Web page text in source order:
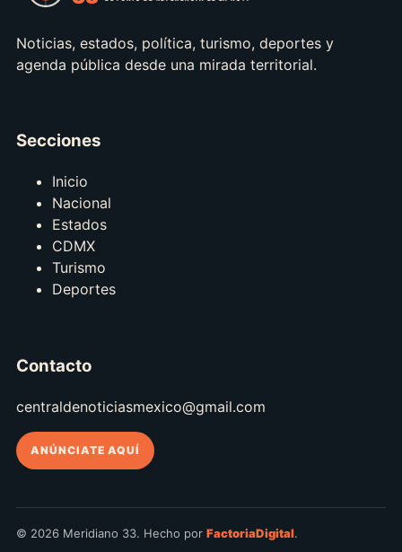
Noticias, estados, política, turismo, deportes y
agenda pública desde una mirada territorial.
Secciones
Inicio
Nacional
Estados
CDMX
Turismo
Deportes
Contacto
centraldenoticiasmexico@gmail.com
ANÚNCIATE AQUÍ
© 2026 Meridiano 33. Hecho por FactoriaDigital.